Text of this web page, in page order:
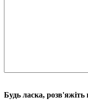
Будь ласка,